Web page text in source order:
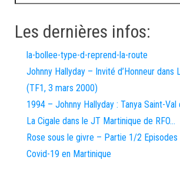
Les dernières infos:
la-bollee-type-d-reprend-la-route
Johnny Hallyday – Invité d’Honneur dans
(TF1, 3 mars 2000)
1994 – Johnny Hallyday : Tanya Saint-
La Cigale dans le JT Martinique de RFO…
Rose sous le givre – Partie 1/2 Episodes
Covid-19 en Martinique